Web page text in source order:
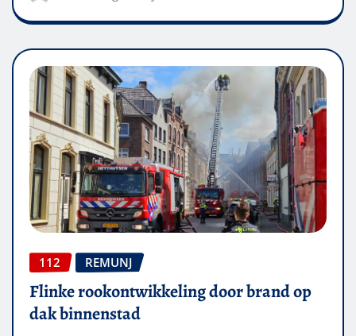
112 REMUNJ
Flinke rookontwikkeling door brand op
dak binnenstad